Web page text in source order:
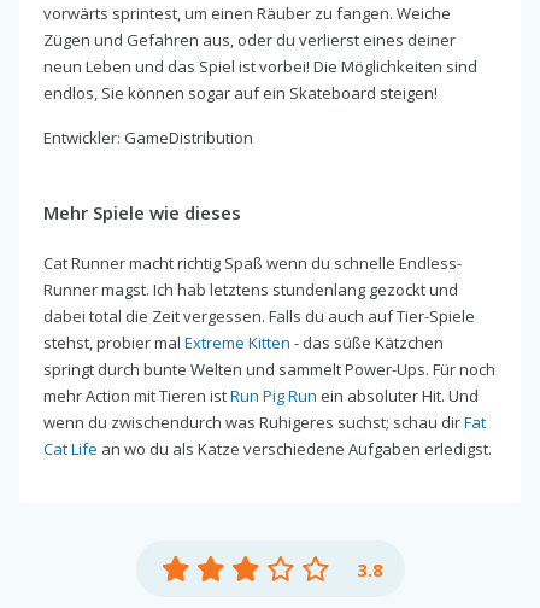
vorwärts sprintest, um einen Räuber zu fangen. Weiche
Zügen und Gefahren aus, oder du verlierst eines deiner
neun Leben und das Spiel ist vorbei! Die Möglichkeiten sind
endlos, Sie können sogar auf ein Skateboard steigen!
Entwickler: GameDistribution
Mehr Spiele wie dieses
Cat Runner macht richtig Spaß wenn du schnelle Endless-
Runner magst. Ich hab letztens stundenlang gezockt und
dabei total die Zeit vergessen. Falls du auch auf Tier-Spiele
stehst, probier mal Extreme Kitten - das süße Kätzchen
springt durch bunte Welten und sammelt Power-Ups. Für noch
mehr Action mit Tieren istRun Pig Run ein absoluter Hit. Und
wenn du zwischendurch was Ruhigeres suchst; schau dirFat
Cat Life an wo du als Katze verschiedene Aufgaben erledigst.
3.8